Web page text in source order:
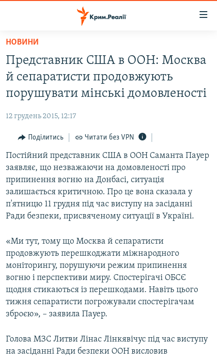
Перейти
основного
матеріалу
до
основної
навігації
Перейти
пошуку
ВОДА.КРИМ
ВІДЕО ТА ФОТО
БЛОГИ
ПОГЛЯД
ІНТЕРВ'Ю
ВСЕ ЗА ДЕНЬ
СПЕЦПРОЕКТИ
ДЕПОРТАЦІЯ
СВІДЧЕННЯ ОКУПАЦІЇ
УКРАЇНСЬКА ПРОБЛЕМА КРИМУ
ІНФОГРАФІКА
ЯК ОБІЙТИ БЛОКУВАННЯ
Qırımtatar
ДОЛУЧАЙСЯ!
НОВИНИ
Представник США в ООН: Москва
й сепаратисти продовжують
порушувати мінські домовленості
12 грудень 2015, 12:17
Поділитись Читати без VPN
Постійний представник США в ООН Саманта Пауер
заявляє, що незважаючи на домовленості про
припинення вогню на Донбасі, ситуація
залишається критичною. Про це вона сказала у
п'ятницю 11 грудня під час виступу на засіданні
Ради безпеки, присвяченому ситуації в Україні.
«Ми тут, тому що Москва й сепаратисти
продовжують перешкоджати міжнародного
моніторингу, порушуючи режим припинення
вогню і перспективи миру. Спостерігачі ОБСЄ
щодня стикаються із перешкодами. Навіть цього
тижня сепаратисти погрожували спостерігачам
зброєю», – заявила Пауер.
Голова МЗС Литви Лінас Лінкявічус під час виступу
на засіданні Ради безпеки ООН висловив